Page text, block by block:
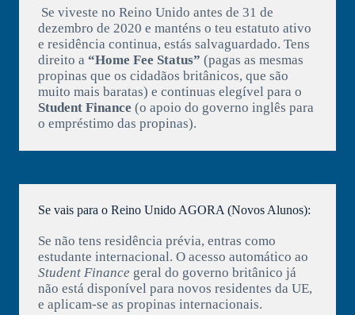
Se viveste no Reino Unido antes de 31 de
dezembro de 2020 e manténs o teu estatuto ativo
e residência continua, estás salvaguardado. Tens
direito a “Home Fee Status” (pagas as mesmas
propinas que os cidadãos britânicos, que são
muito mais baratas) e continuas elegível para o
Student Finance (o apoio do governo inglês para
o empréstimo das propinas).
Se vais para o Reino Unido AGORA (Novos Alunos):
Se não tens residência prévia, entras como
estudante internacional. O acesso automático ao
Student Finance geral do governo britânico já
não está disponível para novos residentes da UE,
e aplicam-se as propinas internacionais.